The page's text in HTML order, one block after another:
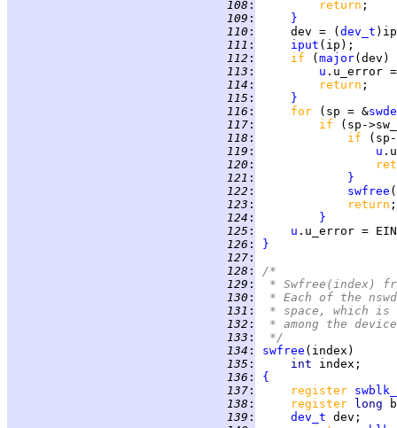
108 : return
109 :
}
110 :
     dev = (
dev_t
111 : iput
112 : if ( major(dev)
113 :
u
114 : return
115 :
}
116 : for (sp = &
117 : if
(sp-
118 : if
119 :
u
120 :
121 :
}
122 : swfree
123 :
return
124 :
}
125 :
u
126 :
}
127 :
128 :
/*
129 :
* Swfree(index)
130 :
* Each of the
131 :
* space, which is
132 :
* among the
133 :
*/
134 : swfree
135 : int
136 :
{
137 : register
138 : register
long
139 : dev_t